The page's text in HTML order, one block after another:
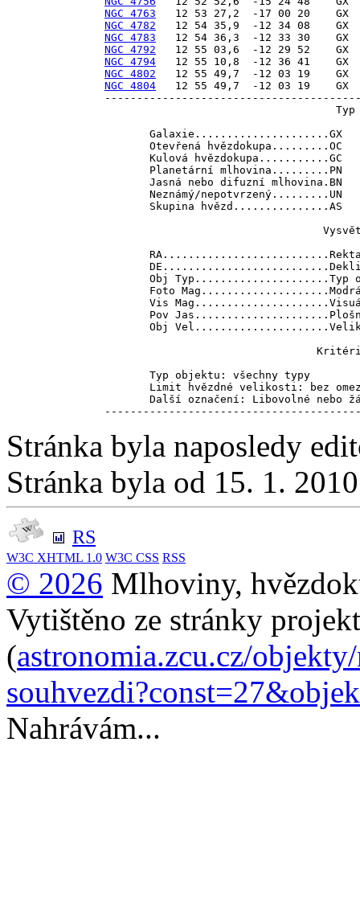
NGC 4763
NGC 4782
NGC 4783
NGC 4792
NGC 4794
NGC 4802
NGC 4804
12 55 49,7  -12 03 19    GX
Typ
Galaxie.....................GX
Otevřená hvězdokupa.........OC
Kulová hvězdokupa...........GC
Planetární mlhovina.........PN
Jasná nebo difuzní mlhovina.BN
Neznámý/nepotvrzený.........UN
Skupina
Obj Typ.....................Typ
Foto
Vis
Pov
Obj
       Typ objektu: všechny typy
Limit hvězdné velikosti: bez
Další označení: Libovolné nebo
Stránka byla naposledy
Stránka byla od 15. 1.
RS
W3C XHTML 1.0 W3C CSS RSS
© 2026 Mlhoviny,
Vytištěno ze stránky
(astronomia.zcu.cz/
Nahrávám...